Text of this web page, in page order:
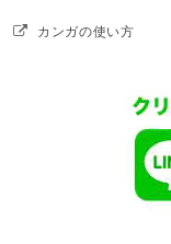
カンガの使い方